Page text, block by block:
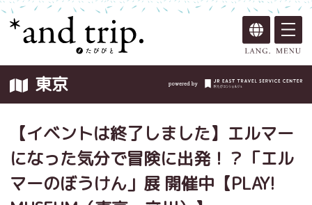
東京
【イベントは終了しました】エルマー
になった気分で冒険に出発！？「エル
マーのぼうけん」展 開催中【PLAY!